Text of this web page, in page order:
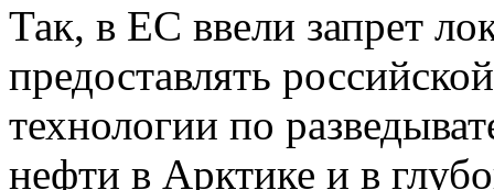
Так, в ЕС ввели запрет
предоставлять
технологии по
нефти в Арктике и в